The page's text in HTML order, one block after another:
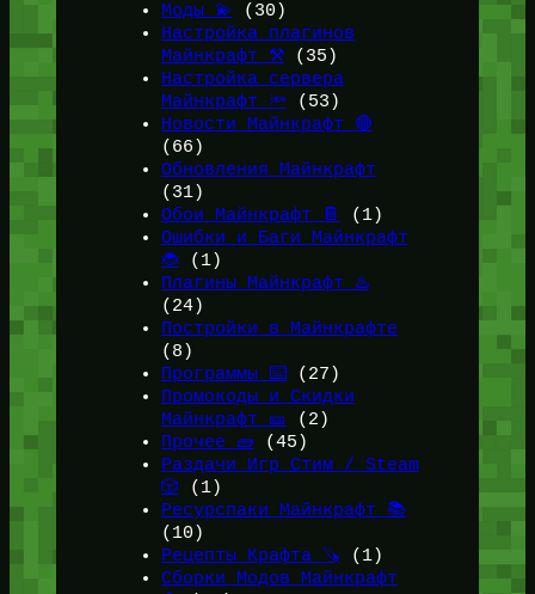
Моды 💫
(30)
Настройка плагинов
Майнкрафт ⚒️(35)
Настройка сервера
Майнкрафт 🔦 (53)
Новости Майнкрафт 🔴
(66)
Обновления Майнкрафт
(31)
Обои Майнкрафт 📔
(1)
Ошибки и Баги Майнкрафт
🐞(1)
Плагины Майнкрафт ♨️
(24)
Постройки в Майнкрафте
(8)
Программы ⌨️(27)
Промокоды и Скидки
Майнкрафт 🎫
(2)
Прочее 🧱 (45)
Раздачи Игр Стим / Steam
🎲 (1)
Ресурспаки Майнкрафт 📚
(10)
Рецепты Крафта 🪚 (1)
Сборки Модов Майнкрафт